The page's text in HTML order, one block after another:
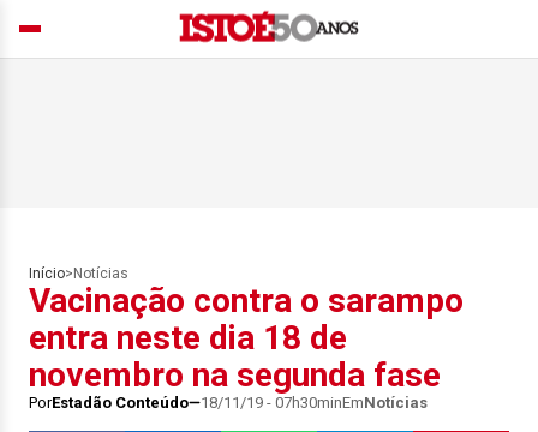
Início> Notícias
Vacinação contra o sarampo
entra neste dia 18 de
novembro na segunda fase
PorEstadão Conteúdo 18/11/19 - 07h30minEmNotícias